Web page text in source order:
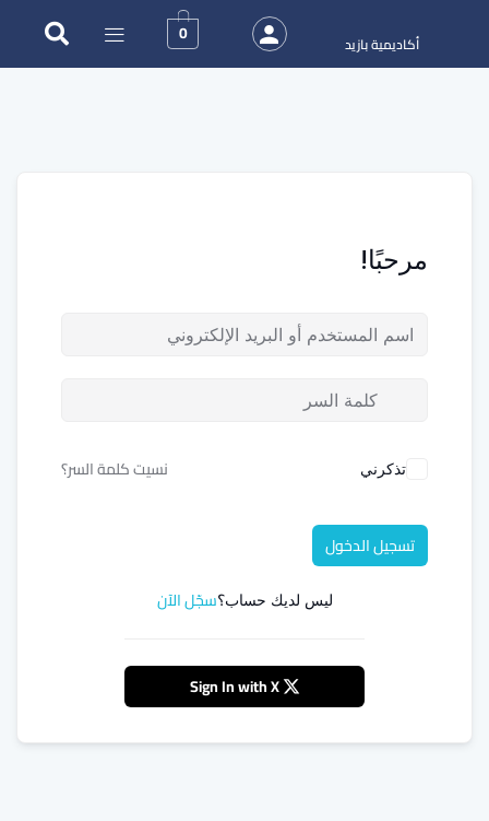
أكاديمية بازيد 0
مرحبًا!
تذكرني نسيت كلمة السر؟
تسجيل الدخول
ليس لديك حساب؟سجّل الآن
Sign In with X